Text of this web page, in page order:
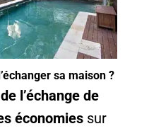
sa maison ?
l’échange de
économiessur